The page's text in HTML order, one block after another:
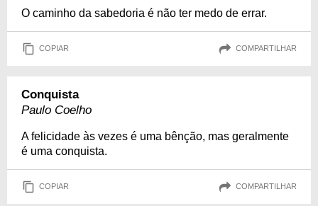
O caminho da sabedoria é não ter medo de errar.
COPIAR COMPARTILHAR
Conquista
Paulo Coelho
A felicidade às vezes é uma bênção, mas geralmente
é uma conquista.
COPIAR COMPARTILHAR